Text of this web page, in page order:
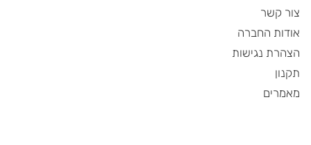
צור קשר
אודות החברה
הצהרת נגישות
תקנון
מאמרים